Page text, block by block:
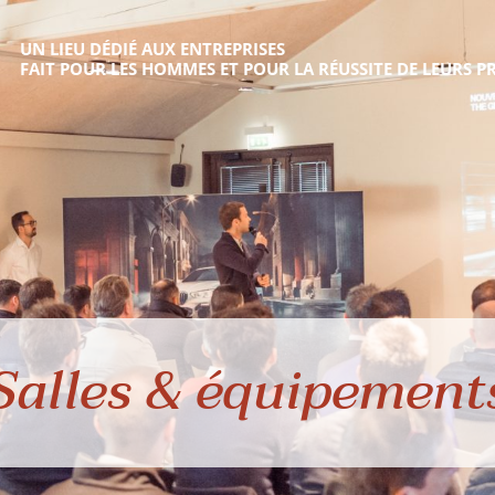
UN LIEU DÉDIÉ AUX ENTREPRISES
FAIT POUR LES HOMMES ET POUR LA RÉUSSITE DE LEURS
&